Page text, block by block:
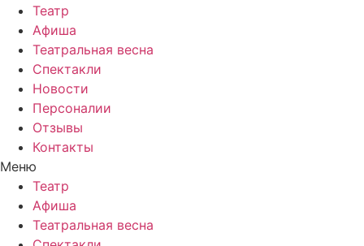
Театр
Афиша
Театральная весна
Спектакли
Новости
Персоналии
Отзывы
Контакты
Меню
Театр
Афиша
Театральная весна